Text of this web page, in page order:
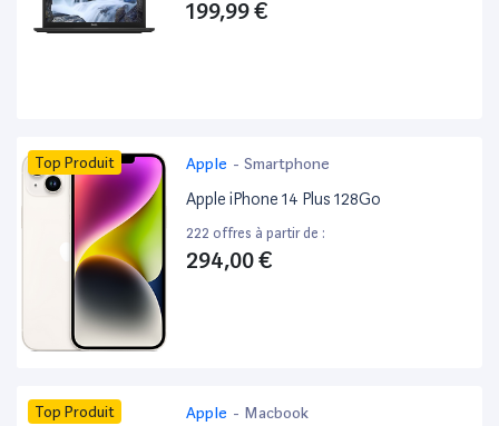
199,99 €
Top Produit Apple - Smartphone
Apple iPhone 14 Plus 128Go
222 offres à partir de :
294,00 €
Top Produit Apple - Macbook